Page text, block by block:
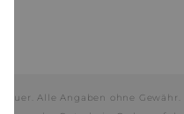
Alle Angaben ohne Gewähr.